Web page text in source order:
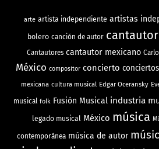
arte artista independiente artistas
bolero canción de autor cantautor
Cantautores cantautor mexicano
México compositor concierto conciertos
mexicana cultura musical Edgar Oceransky
musical folk Fusión Musical industria
legado musical México música
contemporánea música de autor